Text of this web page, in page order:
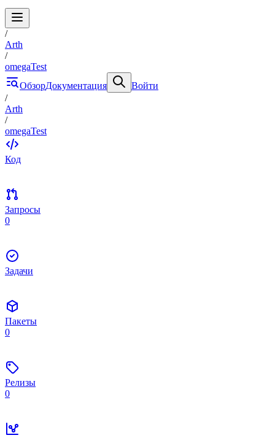
/
Arth
/
omegaTest
ОбзорДокументация
Войти
/
Arth
/
omegaTest
Код
Запросы
0
Задачи
Пакеты
0
Релизы
0